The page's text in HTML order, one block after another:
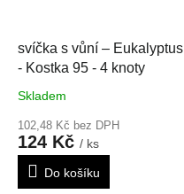
svíčka s vůní – Eukalyptus
- Kostka 95 - 4 knoty
Skladem
102,48 Kč bez DPH
124 Kč / ks
Do košíku